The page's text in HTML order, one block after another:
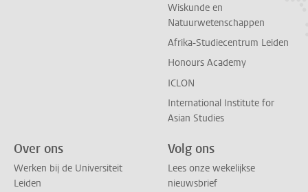
Wiskunde en
Natuurwetenschappen
Afrika-Studiecentrum Leiden
Honours Academy
ICLON
International Institute for
Asian Studies
Over ons
Werken bij de Universiteit
Leiden
Volg ons
Lees onze wekelijkse
nieuwsbrief